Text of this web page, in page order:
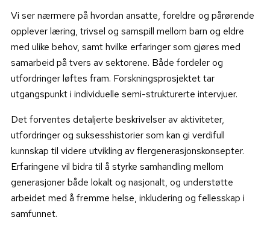
Vi ser nærmere på hvordan ansatte, foreldre og pårørende
opplever læring, trivsel og samspill mellom barn og eldre
med ulike behov, samt hvilke erfaringer som gjøres med
samarbeid på tvers av sektorene. Både fordeler og
utfordringer løftes fram. Forskningsprosjektet tar
utgangspunkt i individuelle semi-strukturerte intervjuer.
Det forventes detaljerte beskrivelser av aktiviteter,
utfordringer og suksesshistorier som kan gi verdifull
kunnskap til videre utvikling av flergenerasjonskonsepter.
Erfaringene vil bidra til å styrke samhandling mellom
generasjoner både lokalt og nasjonalt, og understøtte
arbeidet med å fremme helse, inkludering og fellesskap i
samfunnet.